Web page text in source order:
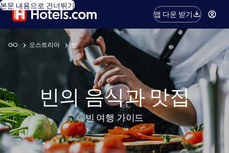
본문 내용으로 건너뛰기
앱 다운 받기
GO 오스트리아 빈
빈의 음식과 맛집
빈 여행 가이드